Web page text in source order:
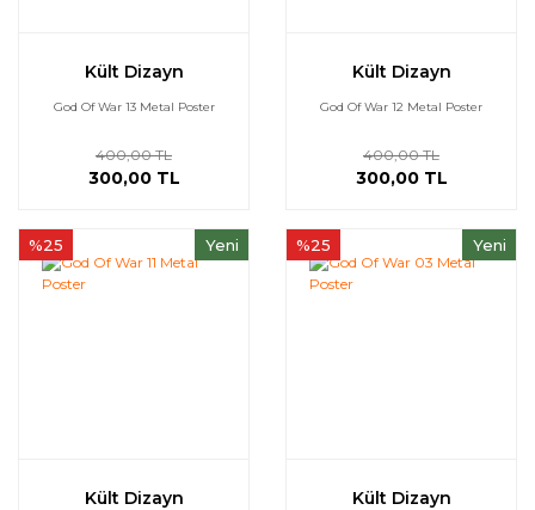
Kült Dizayn
God Of War 13 Metal Poster
400,00 TL
300,00 TL
Kült Dizayn
God Of War 12 Metal Poster
400,00 TL
300,00 TL
Yeni
%25
Kült Dizayn
Yeni
%25
Kült Dizayn